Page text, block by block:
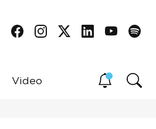
Video